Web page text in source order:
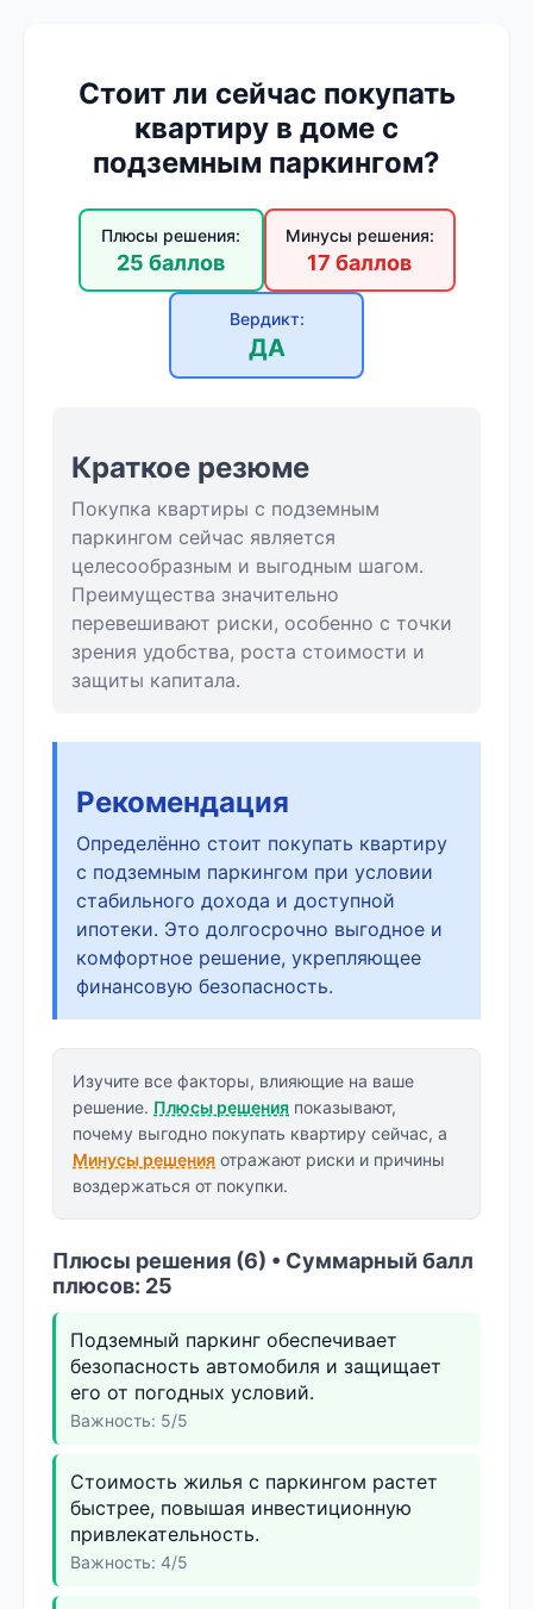
Стоит ли сейчас покупать
квартиру в доме с
подземным паркингом?
Плюсы решения:
25 баллов
Минусы решения:
17 баллов
Вердикт:
ДА
Краткое резюме
Покупка квартиры с подземным
паркингом сейчас является
целесообразным и выгодным шагом.
Преимущества значительно
перевешивают риски, особенно с точки
зрения удобства, роста стоимости и
защиты капитала.
Рекомендация
Определённо стоит покупать квартиру
с подземным паркингом при условии
стабильного дохода и доступной
ипотеки. Это долгосрочно выгодное и
комфортное решение, укрепляющее
финансовую безопасность.
Изучите все факторы, влияющие на ваше
решение. Плюсы решения показывают,
почему выгодно покупать квартиру сейчас, а
Минусы решения отражают риски и причины
воздержаться от покупки.
Плюсы решения (6) • Суммарный балл
плюсов: 25
Подземный паркинг обеспечивает
безопасность автомобиля и защищает
его от погодных условий.
Важность: 5/5
Стоимость жилья с паркингом растет
быстрее, повышая инвестиционную
привлекательность.
Важность: 4/5